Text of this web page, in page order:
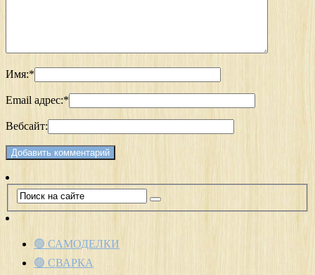
Имя:*
Email адрес:*
Вебсайт:
🟢 САМОДЕЛКИ
🟢 СВАРКА